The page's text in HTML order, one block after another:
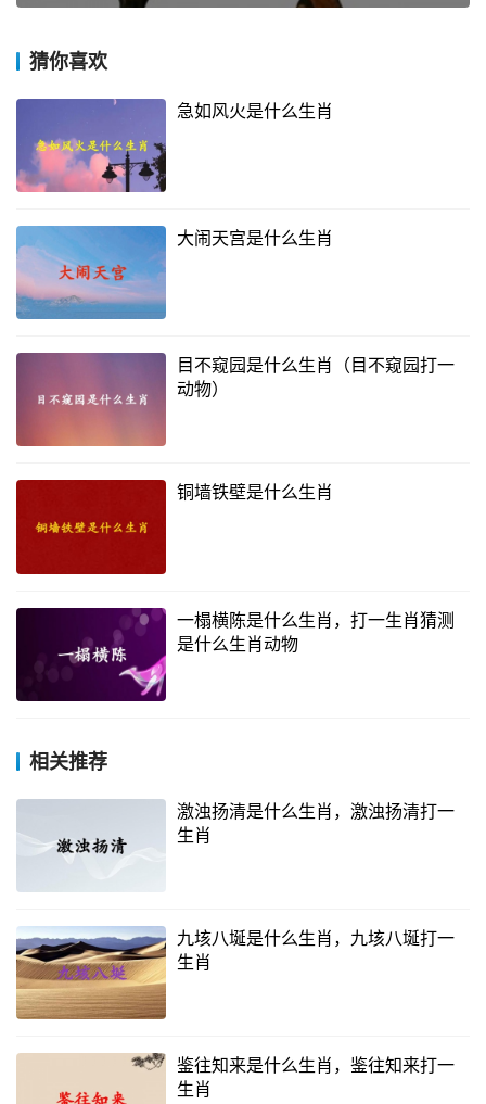
猜你喜欢
急如风火是什么生肖
大闹天宫是什么生肖
目不窥园是什么生肖（目不窥园打一
动物）
铜墙铁壁是什么生肖
一榻横陈是什么生肖，打一生肖猜测
是什么生肖动物
相关推荐
激浊扬清是什么生肖，激浊扬清打一
生肖
九垓八埏是什么生肖，九垓八埏打一
生肖
鉴往知来是什么生肖，鉴往知来打一
生肖